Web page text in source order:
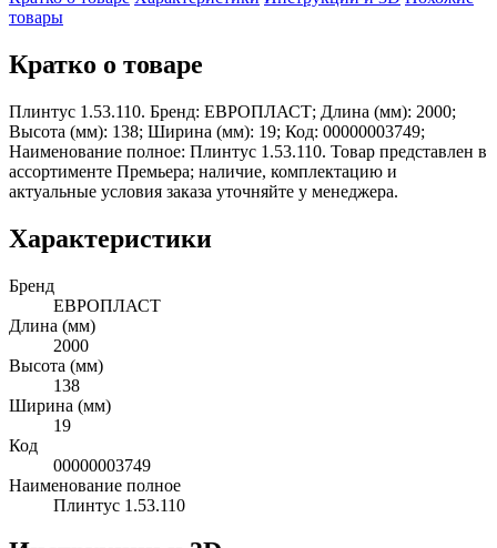
товары
Кратко о товаре
Плинтус 1.53.110. Бренд: ЕВРОПЛАСТ; Длина (мм): 2000;
Высота (мм): 138; Ширина (мм): 19; Код: 00000003749;
Наименование полное: Плинтус 1.53.110. Товар представлен в
ассортименте Премьера; наличие, комплектацию и
актуальные условия заказа уточняйте у менеджера.
Характеристики
Бренд
ЕВРОПЛАСТ
Длина (мм)
2000
Высота (мм)
138
Ширина (мм)
19
Код
00000003749
Наименование полное
Плинтус 1.53.110